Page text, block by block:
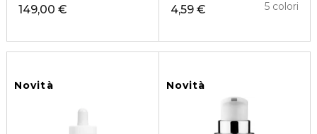
149,00 € 4,59 € 5 colori
Novità Novità